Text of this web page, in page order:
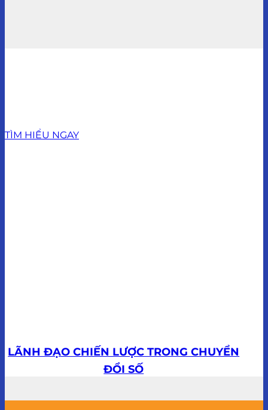
TÌM HIỂU NGAY
LÃNH ĐẠO CHIẾN LƯỢC TRONG CHUYỂN
ĐỔI SỐ